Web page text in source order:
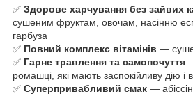
✅ Здорове харчування без зайвих
сушеним фруктам, овочам, насінню
гарбуза
✅ Повний комплекс вітамінів —
✅ Гарне травлення та самопочуття
ромашці, які мають заспокійливу дію і
✅ Суперпривабливий смак —